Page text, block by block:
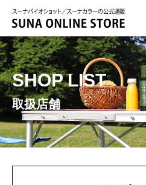
SHOP LIST
取扱店舗